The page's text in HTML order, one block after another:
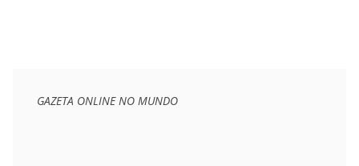
GAZETA ONLINE NO MUNDO